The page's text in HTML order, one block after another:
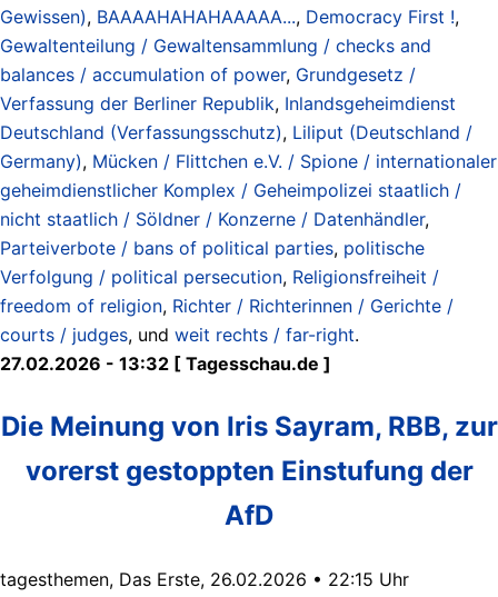
Gewissen), BAAAAHAHAHAAAAA..., Democracy First !,
Gewaltenteilung / Gewaltensammlung / checks and
balances / accumulation of power, Grundgesetz /
Verfassung der Berliner Republik, Inlandsgeheimdienst
Deutschland (Verfassungsschutz), Liliput (Deutschland /
Germany), Mücken / Flittchen e.V. / Spione / internationaler
geheimdienstlicher Komplex / Geheimpolizei staatlich /
nicht staatlich / Söldner / Konzerne / Datenhändler,
Parteiverbote / bans of political parties, politische
Verfolgung / political persecution, Religionsfreiheit /
freedom of religion, Richter / Richterinnen / Gerichte /
courts / judges, und weit rechts / far-right.
27.02.2026 - 13:32 [ Tagesschau.de ]
Die Meinung von Iris Sayram, RBB, zur
vorerst gestoppten Einstufung der
AfD
tagesthemen, Das Erste, 26.02.2026 • 22:15 Uhr